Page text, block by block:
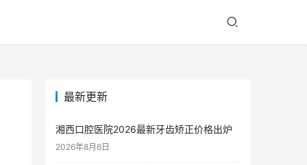
最新更新
湘西口腔医院2026最新牙齿矫正价格出炉
2026年8月6日